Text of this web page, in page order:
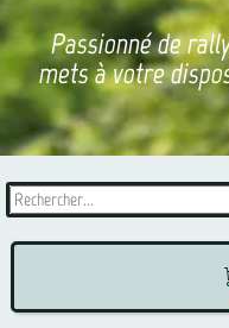
Passionné de
mets à votre